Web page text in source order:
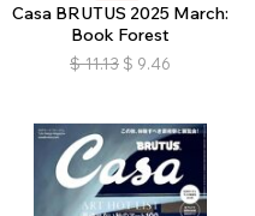
Casa BRUTUS 2025 March:
Book Forest
$ 11.13 $ 9.46